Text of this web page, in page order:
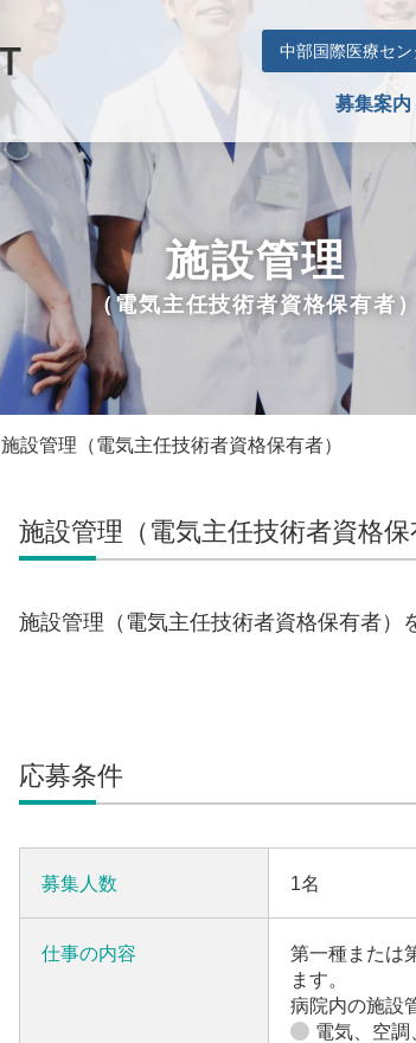
中部国際医療セン
募集案内
福利厚生
施設管理
（電気主任技術者資格保有者）
施設管理（電気主任技術者資格保有者）
施設管理（電気主任技術者資格保
施設管理（電気主任技術者資格保有者）
応募条件
募集人数 1名
仕事の内容
第一種または
ます。
病院内の施設
電気、空